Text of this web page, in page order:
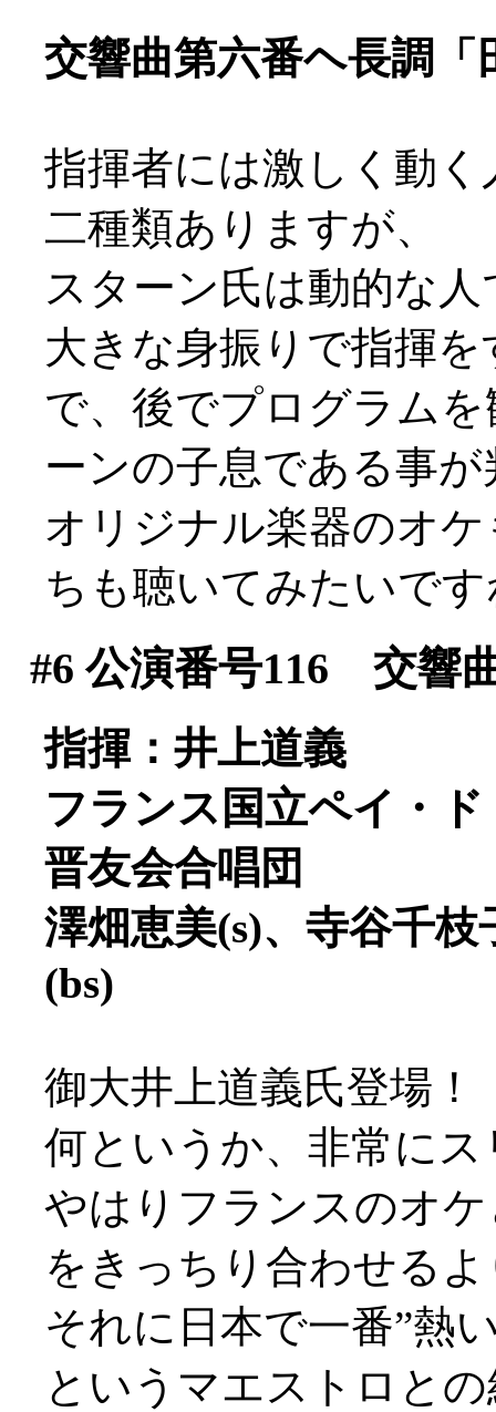
交響曲第六番ヘ長調「
指揮者には激しく動
二種類ありますが、
スターン氏は動的な
大きな身振りで指揮
で、後でプログラム
ーンの子息である事が
オリジナル楽器のオ
ちも聴いてみたいで
#6 公演番号116 交響
指揮：井上道義
フランス国立ペイ・
晋友会合唱団
澤畑恵美(s)、寺谷千
(bs)
御大井上道義氏登場！
何というか、非常に
やはりフランスのオ
をきっちり合わせる
それに日本で一番”熱
というマエストロと